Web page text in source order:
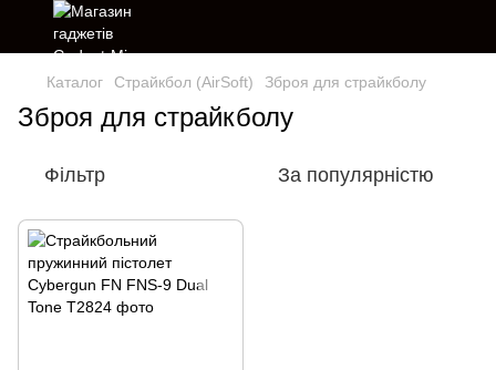
Каталог Страйкбол (AirSoft) Зброя для страйкболу
Зброя для страйкболу
Фільтр За популярністю